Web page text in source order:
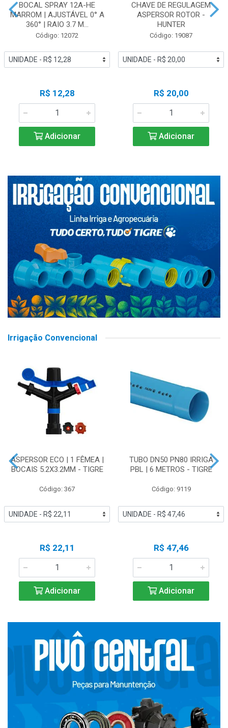
BOCAL SPRAY 12A-HE
MARROM | AJUSTÁVEL 0° A
360° | RAIO 3.7 M...
Código: 12072
R$ 12,28
Adicionar
CHAVE DE REGULAGEM
ASPERSOR ROTOR -
HUNTER
Código: 19087
R$ 20,00
Adicionar
Irrigação Convencional
ASPERSOR ECO | 1 FÊMEA |
BOCAIS 5.2X3.2MM - TIGRE
Código: 367
R$ 22,11
Adicionar
TUBO DN50 PN80 IRRIGA
PBL | 6 METROS - TIGRE
Código: 9119
R$ 47,46
Adicionar